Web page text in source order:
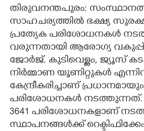
CARTOONS
LITERATURE
ZOOM
CONTACT US
തിരുവനന്തപുരം:
സാഹചര്യത്തിൽ ഭക്ഷ്യ
പ്രത്യേക പരിശോധനകൾ
വരുന്നതായി ആരോഗ്യ വകുപ്പ്
ജോർജ്. കുടിവെള്ളം, ജ്യൂസ്
നിർമ്മാണ യൂണിറ്റുകൾ
കേന്ദ്രീകരിച്ചാണ് പ്രധാനമായും
പരിശോധനകൾ നടത്തുന്നത്.
3641 പരിശോധനകളാണ്
സ്ഥാപനങ്ങൾക്ക്